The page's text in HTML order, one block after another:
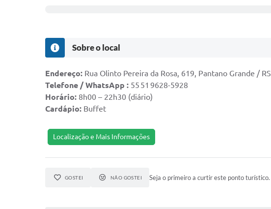
Sobre o local
Endereço: Rua Olinto Pereira da Rosa, 619, Pantano Grande / RS
Telefone / WhatsApp : 55 51 9628-5928
Horário: 8h00 – 22h30 (diário)
Cardápio: Buffet
Localização e Mais Informações
GOSTEI NÃO GOSTEI Seja o primeiro a curtir este ponto turístico.